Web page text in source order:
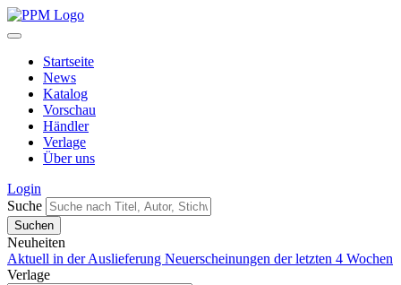
Startseite
News
Katalog
Vorschau
Händler
Verlage
Über uns
Login
Suche
Neuheiten
Aktuell in der Auslieferung Neuerscheinungen der letzten 4 Wochen
Verlage